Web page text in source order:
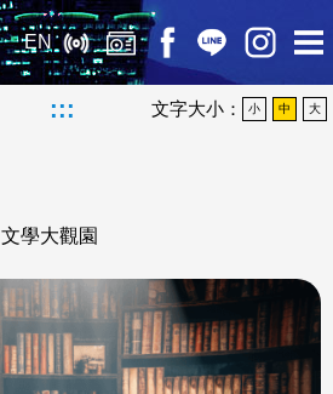
EN
::: 文字大小： 小 中 大
文學大觀園